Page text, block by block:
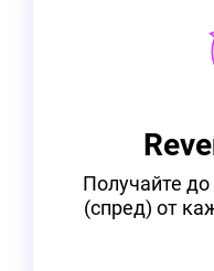
Получайте до
(спред) от